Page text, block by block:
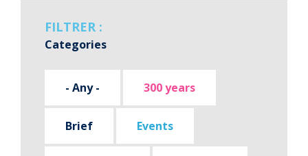
FILTRER :
Categories
- Any - 300 years
Brief Events